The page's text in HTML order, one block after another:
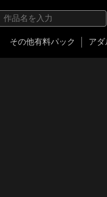
その他有料パック アダ